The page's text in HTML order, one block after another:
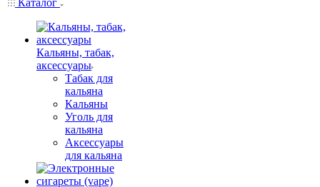
Каталог
Кальяны, табак,
аксессуары
Табак для
кальяна
Кальяны
Уголь для
кальяна
Аксессуары
для кальяна